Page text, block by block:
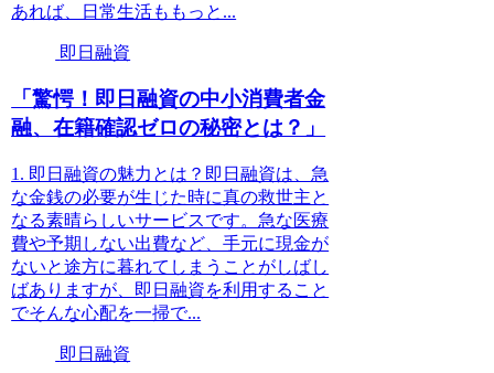
あれば、日常生活ももっと...
即日融資
「驚愕！即日融資の中小消費者金
融、在籍確認ゼロの秘密とは？」
1. 即日融資の魅力とは？即日融資は、急
な金銭の必要が生じた時に真の救世主と
なる素晴らしいサービスです。急な医療
費や予期しない出費など、手元に現金が
ないと途方に暮れてしまうことがしばし
ばありますが、即日融資を利用すること
でそんな心配を一掃で...
即日融資